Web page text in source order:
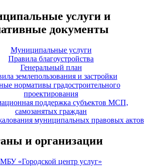
услуги и
документы
Муниципальные услуги
Правила благоустройства
Генеральный план
землепользования и застройки
нормативы градостроительного
проектирования
поддержка субъектов МСП,
самозанятых граждан
муниципальных правовых актов
и организации
МБУ «Городской центр услуг»